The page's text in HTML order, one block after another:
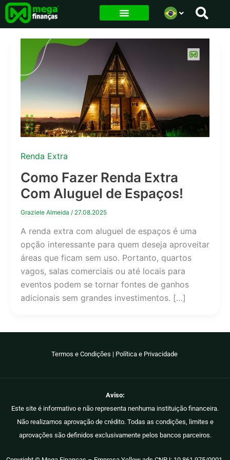
para
Renda Extra
Como Fazer Renda Extra
Com Aluguel de Espaços!
Graziele Almeida / 27.08.2025
A renda extra com aluguel de espaços é uma
opção interessante para quem deseja aproveitar
áreas que ficam sem uso. Portanto, quartos
vagos, salas comerciais ou até locais para
eventos podem se tornar fontes de ganhos
adicionais sem grandes investimentos. […]
Termos e Condições | Política e Privacidade
Aviso:
Este site é informativo e não representa nenhuma instituição financeira.
Não realizamos aprovação de crédito. Todas as condições, limites e
aprovações são definidos exclusivamente pelos bancos parceiros.